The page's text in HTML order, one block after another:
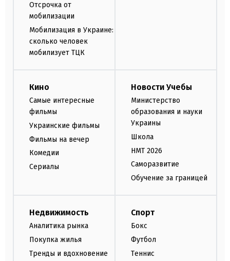
Отсрочка от
мобилизации
Мобилизация в Украине:
сколько человек
мобилизует ТЦК
Кино
Самые интересные
фильмы
Украинские фильмы
Фильмы на вечер
Комедии
Сериалы
Новости Учебы
Министерство
образования и науки
Украины
Школа
НМТ 2026
Саморазвитие
Обучение за границей
Недвижимость
Аналитика рынка
Покупка жилья
Тренды и вдохновение
Спорт
Бокс
Футбол
Теннис